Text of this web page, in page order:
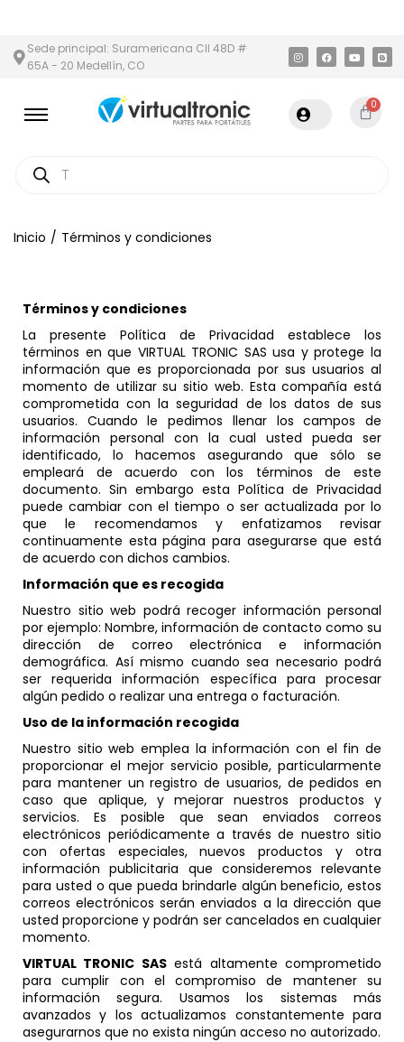
Sede principal: Suramericana Cll 48D #
65A - 20 Medellín, CO
0
Inicio / Términos y condiciones
Términos y condiciones
La presente Política de Privacidad establece los
términos en que VIRTUAL TRONIC SAS usa y protege la
información que es proporcionada por sus usuarios al
momento de utilizar su sitio web. Esta compañía está
comprometida con la seguridad de los datos de sus
usuarios. Cuando le pedimos llenar los campos de
información personal con la cual usted pueda ser
identificado, lo hacemos asegurando que sólo se
empleará de acuerdo con los términos de este
documento. Sin embargo esta Política de Privacidad
puede cambiar con el tiempo o ser actualizada por lo
que le recomendamos y enfatizamos revisar
continuamente esta página para asegurarse que está
de acuerdo con dichos cambios.
Información que es recogida
Nuestro sitio web podrá recoger información personal
por ejemplo: Nombre, información de contacto como su
dirección de correo electrónica e información
demográfica. Así mismo cuando sea necesario podrá
ser requerida información específica para procesar
algún pedido o realizar una entrega o facturación.
Uso de la información recogida
Nuestro sitio web emplea la información con el fin de
proporcionar el mejor servicio posible, particularmente
para mantener un registro de usuarios, de pedidos en
caso que aplique, y mejorar nuestros productos y
servicios. Es posible que sean enviados correos
electrónicos periódicamente a través de nuestro sitio
con ofertas especiales, nuevos productos y otra
información publicitaria que consideremos relevante
para usted o que pueda brindarle algún beneficio, estos
correos electrónicos serán enviados a la dirección que
usted proporcione y podrán ser cancelados en cualquier
momento.
VIRTUAL TRONIC SASestá altamente comprometido
para cumplir con el compromiso de mantener su
información segura. Usamos los sistemas más
avanzados y los actualizamos constantemente para
asegurarnos que no exista ningún acceso no autorizado.